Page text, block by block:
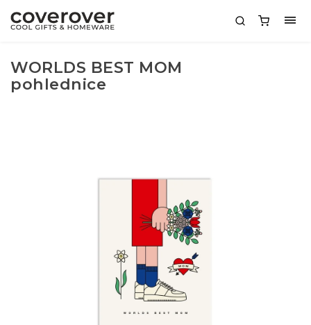
WORLDS BEST MOM
pohlednice